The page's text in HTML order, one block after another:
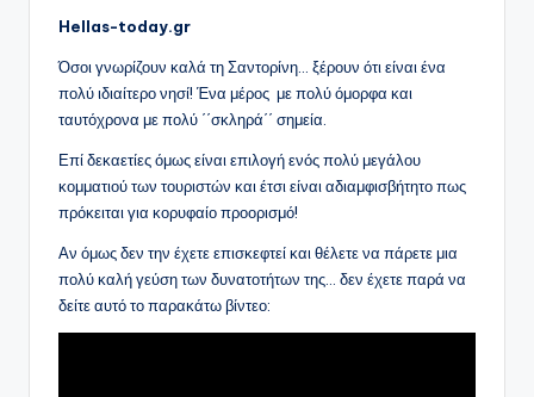
Hellas-today.gr
Όσοι γνωρίζουν καλά τη Σαντορίνη… ξέρουν ότι είναι ένα
πολύ ιδιαίτερο νησί! Ένα μέρος με πολύ όμορφα και
ταυτόχρονα με πολύ ΄΄σκληρά΄΄ σημεία.
Επί δεκαετίες όμως είναι επιλογή ενός πολύ μεγάλου
κομματιού των τουριστών και έτσι είναι αδιαμφισβήτητο πως
πρόκειται για κορυφαίο προορισμό!
Αν όμως δεν την έχετε επισκεφτεί και θέλετε να πάρετε μια
πολύ καλή γεύση των δυνατοτήτων της… δεν έχετε παρά να
δείτε αυτό το παρακάτω βίντεο: